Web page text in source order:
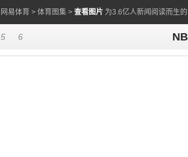
网易体育 > 体育图集 > 查看图片 为3.6亿人新闻阅读而生
5 6